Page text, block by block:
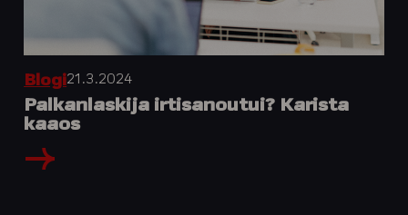
Blogi21.3.2024
Palkanlaskija irtisanoutui? Karista
kaaos